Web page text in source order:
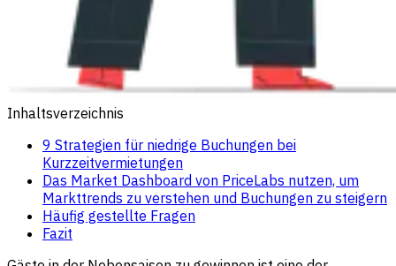
Inhaltsverzeichnis
9 Strategien für niedrige Buchungen bei
Kurzzeitvermietungen
Das Market Dashboard von PriceLabs nutzen, um
Markttrends zu verstehen und Buchungen zu steigern
Häufig gestellte Fragen
Fazit